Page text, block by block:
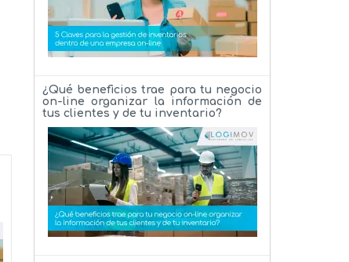
¿Qué beneficios trae para tu negocio
on-line organizar la información de
tus clientes y de tu inventario?